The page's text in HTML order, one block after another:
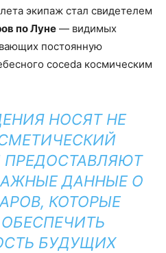
экипаж стал свидетелем
по Луне — видимых
постоянную
сосeda космическим
НОСЯТ НЕ
ПРЕДОСТАВЛЯЮТ
ДАННЫЕ О
КОТОРЫЕ
БУДУЩИХ